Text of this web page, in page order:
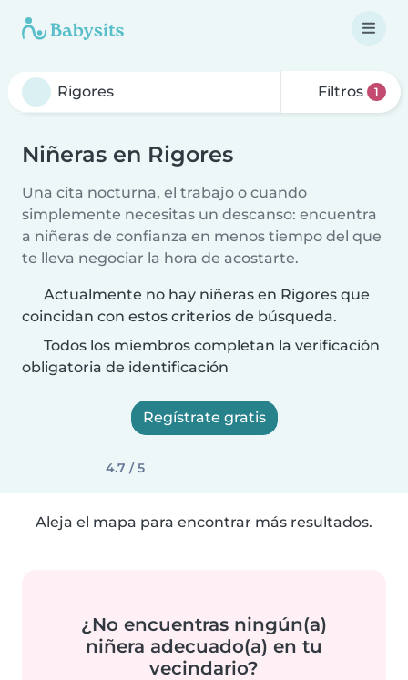
Filtros 1
Niñeras en Rigores
Una cita nocturna, el trabajo o cuando
simplemente necesitas un descanso: encuentra
a niñeras de confianza en menos tiempo del que
te lleva negociar la hora de acostarte.
Actualmente no hay niñeras en Rigores que
coincidan con estos criterios de búsqueda.
Todos los miembros completan la verificación
obligatoria de identificación
Regístrate gratis
4.7 / 5
Aleja el mapa para encontrar más resultados.
¿No encuentras ningún(a)
niñera adecuado(a) en tu
vecindario?